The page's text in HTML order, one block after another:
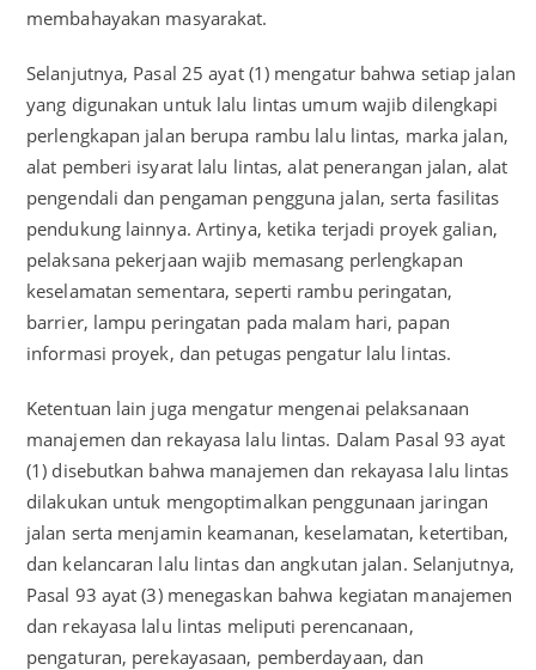
membahayakan masyarakat.
Selanjutnya, Pasal 25 ayat (1) mengatur bahwa setiap jalan
yang digunakan untuk lalu lintas umum wajib dilengkapi
perlengkapan jalan berupa rambu lalu lintas, marka jalan,
alat pemberi isyarat lalu lintas, alat penerangan jalan, alat
pengendali dan pengaman pengguna jalan, serta fasilitas
pendukung lainnya. Artinya, ketika terjadi proyek galian,
pelaksana pekerjaan wajib memasang perlengkapan
keselamatan sementara, seperti rambu peringatan,
barrier, lampu peringatan pada malam hari, papan
informasi proyek, dan petugas pengatur lalu lintas.
Ketentuan lain juga mengatur mengenai pelaksanaan
manajemen dan rekayasa lalu lintas. Dalam Pasal 93 ayat
(1) disebutkan bahwa manajemen dan rekayasa lalu lintas
dilakukan untuk mengoptimalkan penggunaan jaringan
jalan serta menjamin keamanan, keselamatan, ketertiban,
dan kelancaran lalu lintas dan angkutan jalan. Selanjutnya,
Pasal 93 ayat (3) menegaskan bahwa kegiatan manajemen
dan rekayasa lalu lintas meliputi perencanaan,
pengaturan, perekayasaan, pemberdayaan, dan